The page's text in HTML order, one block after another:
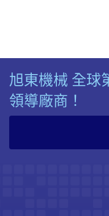
旭東機械 全球
領導廠商！